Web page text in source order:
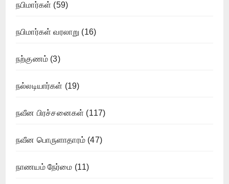
நபிமார்கள் (59)
நபிமார்கள் வரலாறு (16)
நற்குணம் (3)
நல்லடியார்கள் (19)
நவீன பிரச்சனைகள் (117)
நவீன பொருளாதாரம் (47)
நாணயம் நேர்மை (11)